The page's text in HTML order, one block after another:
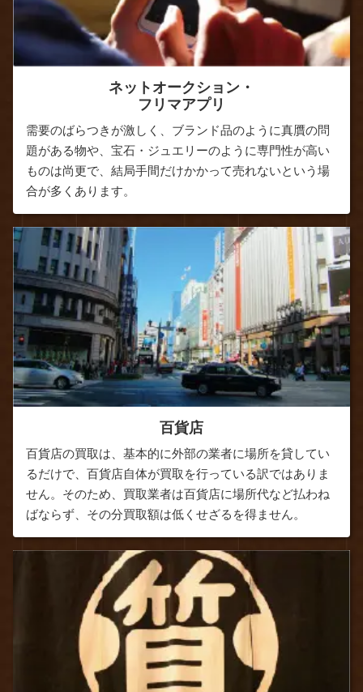
ネットオークション・
フリマアプリ
需要のばらつきが激しく、ブランド品のように真贋の問
題がある物や、宝石・ジュエリーのように専門性が高い
ものは尚更で、結局手間だけかかって売れないという場
合が多くあります。
百貨店
百貨店の買取は、基本的に外部の業者に場所を貸してい
るだけで、百貨店自体が買取を行っている訳ではありま
せん。そのため、買取業者は百貨店に場所代など払わね
ばならず、その分買取額は低くせざるを得ません。